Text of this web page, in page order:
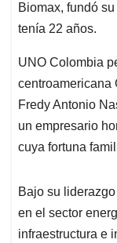
Biomax, fundó
tenía 22 años.
UNO Colombia
centroamericana
Fredy Antonio
un empresario
cuya fortuna
Bajo su
en el sector
infraestructura e